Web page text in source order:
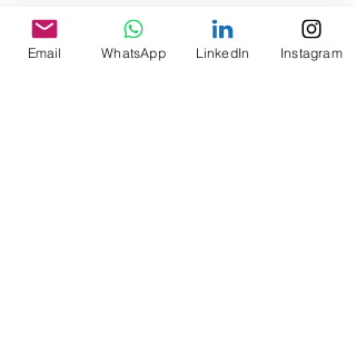
Quando esse membro adicionar
informações sobre si mesmo, você as
Email WhatsApp LinkedIn Instagram